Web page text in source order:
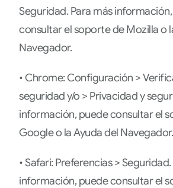
Seguridad. Para más
consultar el soporte de Mozilla o
Navegador.
• Chrome: Configuración >
seguridad y/o > Privacidad y
información, puede consultar el
Google o la Ayuda del Navegador.
• Safari: Preferencias >
información, puede consultar el